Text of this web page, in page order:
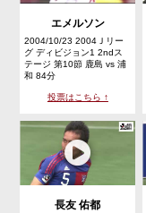
エメルソン
2004/10/23 2004Ｊリー
グ ディビジョン1 2ndス
テージ 第10節 鹿島 vs 浦
和 84分
投票はこちら ↑
長友 佑都